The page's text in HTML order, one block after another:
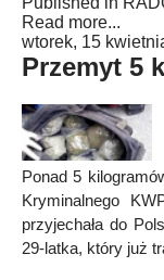
Read more...
wtorek, 15
Przemyt 5
Ponad 5
Kryminalnego
przyjechała do
29-latka, który już